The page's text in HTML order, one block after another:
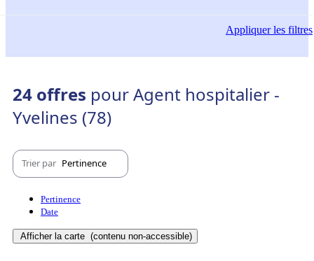
Appliquerles filtres
24 offres pour Agent hospitalier -
Yvelines (78)
Trier par Pertinence
Pertinence
Date
Afficher la carte (contenu non-accessible)